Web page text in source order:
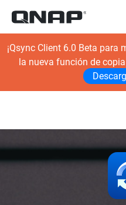
¡Qsync Client 6.0 Beta
la nueva función de